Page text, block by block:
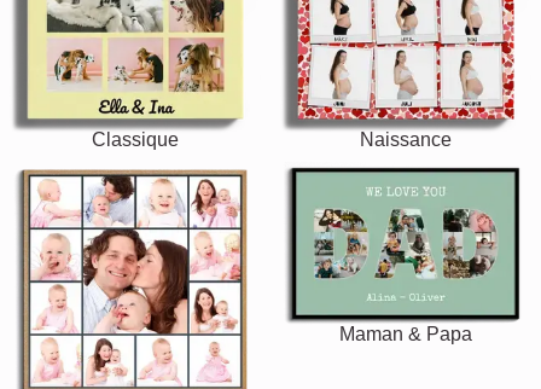
Classique Naissance
Maman & Papa